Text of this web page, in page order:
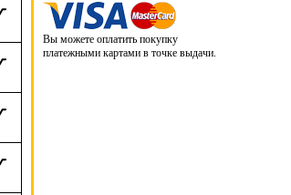
Вы можете оплатить покупку
платежными картами в точке выдачи.